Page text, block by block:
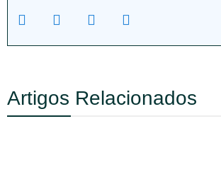
Artigos Relacionados